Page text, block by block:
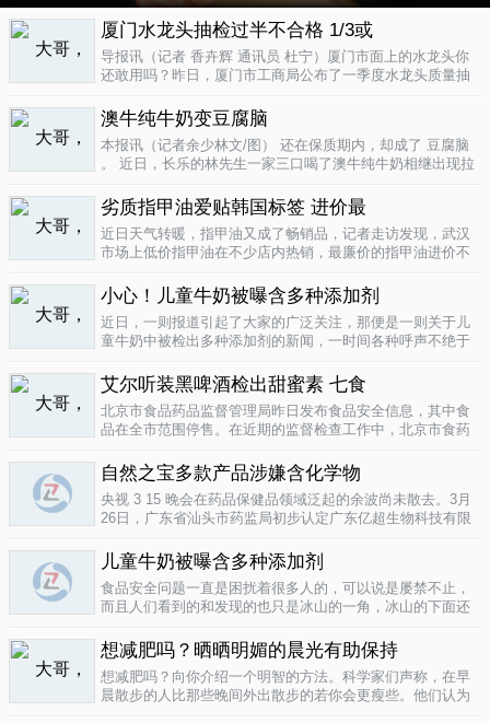
厦门水龙头抽检过半不合格 1/3或
导报讯（记者 香卉辉 通讯员 杜宁）厦门市面上的水龙头你
还敢用吗？昨日，厦门市工商局公布了一季度水龙头质量抽
批次不合格原因是会产生剧毒。不合格率53.3%涉及多个品
牌据介绍，厦门市工商局今..
澳牛纯牛奶变豆腐脑
本报讯（记者余少林文/图） 还在保质期内，却成了 豆腐脑
。 近日，长乐的林先生一家三口喝了澳牛纯牛奶相继出现拉
纯牛奶并 不纯 ，呈凝固状，像酸奶。昨日上午，林先生向长
乐工商局12315投..
劣质指甲油爱贴韩国标签 进价最
近日天气转暖，指甲油又成了畅销品，记者走访发现，武汉
市场上低价指甲油在不少店内热销，最廉价的指甲油进价不
渡桥夜市上，不少摊位都有五颜六色的指甲油摆卖。 韩国进
口指甲油只要9元，另一个韩国..
小心！儿童牛奶被曝含多种添加剂
近日，一则报道引起了大家的广泛关注，那便是一则关于儿
童牛奶中被检出多种添加剂的新闻，一时间各种呼声不绝于
慌。 每天一斤奶，强壮中国人 ，到底让儿童强壮起来的是牛
奶，还是添加剂？超市中的儿童牛..
艾尔听装黑啤酒检出甜蜜素 七食
北京市食品药品监督管理局昨日发布食品安全信息，其中食
品在全市范围停售。在近期的监督检查工作中，北京市食药
带集团北京蓝宝酒业有限公司生产的 艾尔 听装黑啤酒，检出
不得检出的甜蜜素。北京市..
自然之宝多款产品涉嫌含化学物
央视 3 15 晚会在药品保健品领域泛起的余波尚未散去。3月
26日，广东省汕头市药监局初步认定广东亿超生物科技有限
已涉嫌构成生产销售伪劣产品罪，决定将案件移送汕头市公
安局依法查处。亿..
儿童牛奶被曝含多种添加剂
食品安全问题一直是困扰着很多人的，可以说是屡禁不止，
而且人们看到的和发现的也只是冰山的一角，冰山的下面还
中国家向发达国家进展的过程中的必经之路吧，但是，人们
要为这种发展付出一定的代价，尤其..
想减肥吗？晒晒明媚的晨光有助保持
想减肥吗？向你介绍一个明智的方法。科学家们声称，在早
晨散步的人比那些晚间外出散步的若你会更瘦些。他们认为